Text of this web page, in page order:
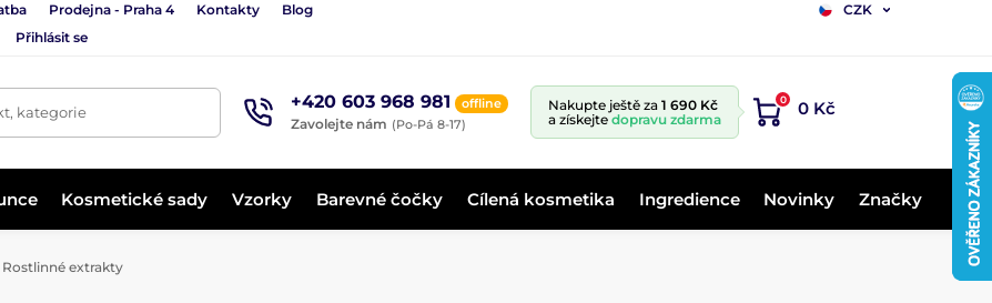
Prodejna - Praha 4 Kontakty Blog
CZK
Přihlásit se
kategorie +420 603 968 981 offline
Zavolejte nám (Po-Pá 8-17)
Nakupte ještě za 1 690 Kč
a získejte dopravu zdarma
0 0 Kč
Kosmetické sady Vzorky Barevné čočky Cílená kosmetika Ingredience Novinky Značky
Rostlinné extrakty